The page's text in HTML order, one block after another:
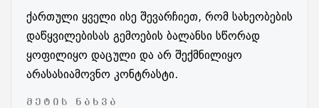
ქართული ყველი ისე შევარჩიეთ, რომ სახეობების
დაწყვილებისას გემოების ბალანსი სწორად
ყოფილიყო დაცული და არ შექმნილიყო
არასასიამოვნო კონტრასტი.
ᲛᲔᲢᲘᲡ ᲜᲐᲮᲕᲐ